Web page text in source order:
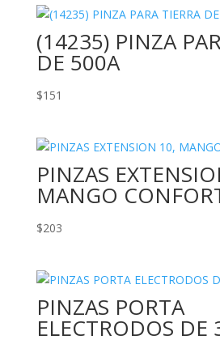
(14235) PINZA
DE 500A
$151
PINZAS
MANGO
$203
PINZAS PORTA
ELECTRODOS DE